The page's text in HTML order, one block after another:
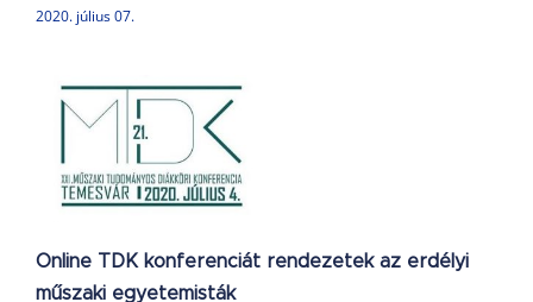
2020. július 07.
Online TDK konferenciát rendezetek az erdélyi
műszaki egyetemisták